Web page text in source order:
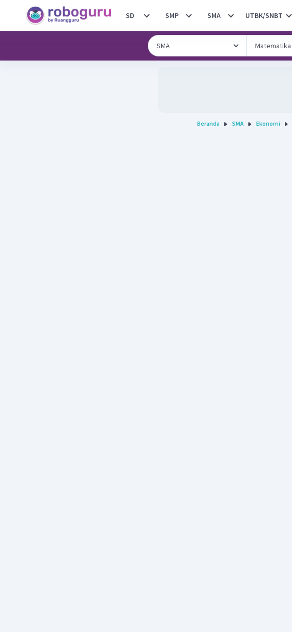
SD SMP SMA UTBK/SNBT
Beranda SMA Ekonomi